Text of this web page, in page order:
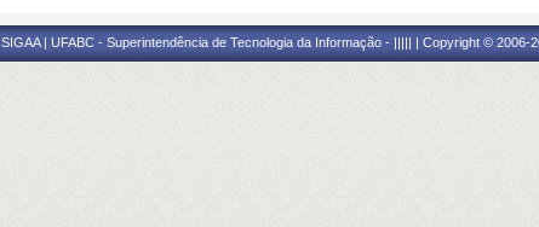
SIGAA | UFABC - Superintendência de Tecnologia da Informação - ||||| | Copyright ©